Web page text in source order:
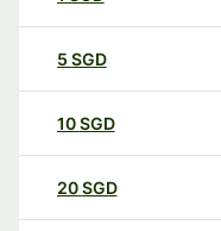
5 SGD
10SGD
20SGD